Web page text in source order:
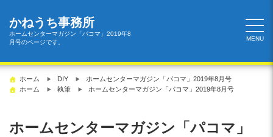
かねうち事務所
ホームセンターマガジン「パコマ」2019年8
月号のページです。
MENU
ホーム DIY
ホームセンターマガジン「パコマ」2019年8月号
ホーム
執筆 ホームセンターマガジン「パコマ」2019年8月号
ホームセンターマガジン「パコマ」